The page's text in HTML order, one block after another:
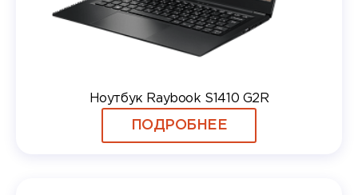
Ноутбук Raybook S1410 G2R
ПОДРОБНЕЕ